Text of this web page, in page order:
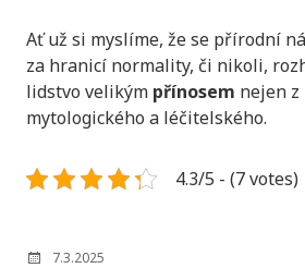
Ať už si myslíme, že se přírodní
za hranicí normality, či nikoli,
lidstvo velikým přínosem nejen
mytologického a léčitelského.
4.3/5 - (7 votes)
POSTED
7.3.2025